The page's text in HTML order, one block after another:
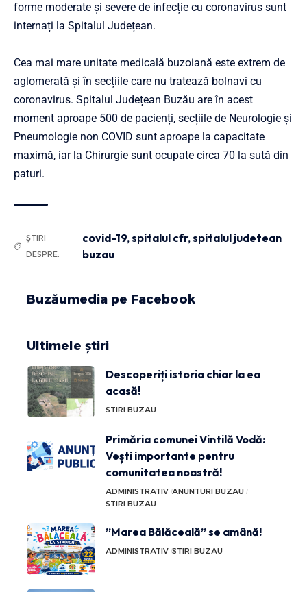
forme moderate și severe de infecție cu coronavirus sunt
internați la Spitalul Județean.
Cea mai mare unitate medicală buzoiană este extrem de
aglomerată și în secțiile care nu tratează bolnavi cu
coronavirus. Spitalul Județean Buzău are în acest
moment aproape 500 de pacienți, secțiile de Neurologie și
Pneumologie non COVID sunt aproape la capacitate
maximă, iar la Chirurgie sunt ocupate circa 70 la sută din
paturi.
ȘTIRI
DESPRE:
covid-19,spitalul cfr,spitalul judetean
buzau
Buzăumedia pe Facebook
Ultimele știri
Descoperiți istoria chiar la ea
acasă!
STIRI BUZAU
Primăria comunei Vintilă Vodă:
Vești importante pentru
comunitatea noastră!
ADMINISTRATIV ANUNTURI BUZAU
STIRI BUZAU
”Marea Bălăceală” se amână!
ADMINISTRATIV STIRI BUZAU